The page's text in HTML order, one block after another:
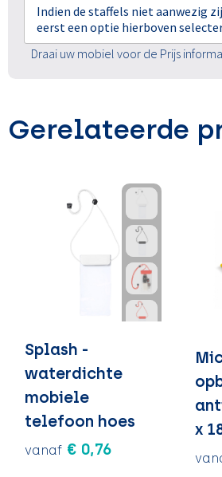
Indien de staffels niet aanwezig
eerst een optie hierboven
Draai uw mobiel voor de Prijs
Gerelateerde
Splash -
waterdichte
mobiele
telefoon hoes
vanaf € 0,76
x